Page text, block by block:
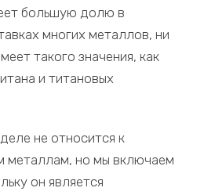
большую долю в
многих металлов, ни
такого значения, как
и титановых
не относится к
металлам, но мы включаем
он является